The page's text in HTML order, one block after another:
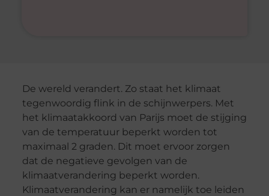
De wereld verandert. Zo staat het klimaat
tegenwoordig flink in de schijnwerpers. Met
het klimaatakkoord van Parijs moet de stijging
van de temperatuur beperkt worden tot
maximaal 2 graden. Dit moet ervoor zorgen
dat de negatieve gevolgen van de
klimaatverandering beperkt worden.
Klimaatverandering kan er namelijk toe leiden